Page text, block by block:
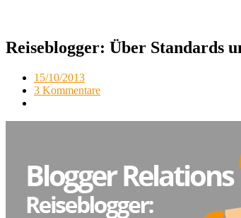
Reiseblogger: Über Standards
15/10/2013
3 Kommentare